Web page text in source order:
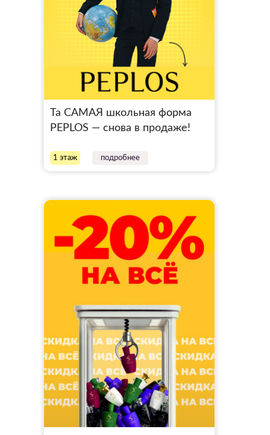
Та САМАЯ школьная форма
PEPLOS — снова в продаже!
1 этаж подробнее